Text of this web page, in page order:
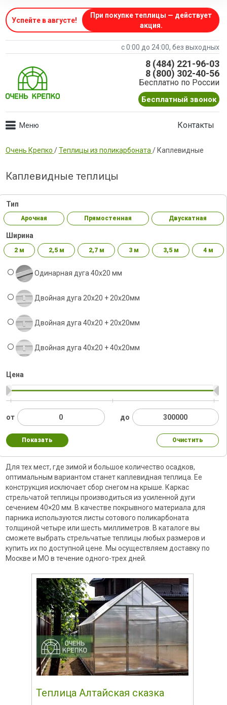
Успейте в августе!
При покупке теплицы — действует
акция.
с 0:00 до 24:00, без выходных
8 (484) 221-96-03
8 (800) 302-40-56
Бесплатно по России
Бесплатный звонок
Контакты
Очень Крепко /Теплицы из поликарбоната / Каплевидные
Каплевидные теплицы
Тип
Арочная Прямостенная Двускатная
Ширина
2 м 2,5 м 2,7 м 3 м 3,5 м 4 м
Одинарная дуга 40х20 мм
Двойная дуга 20х20 + 20х20мм
Двойная дуга 40х20 + 20х20мм
Двойная дуга 40x20 + 40х20мм
Цена
от до
Показать Очистить
Для тех мест, где зимой и большое количество осадков,
оптимальным вариантом станет каплевидная теплица. Ее
конструкция исключает сбор снегом на крыше. Каркас
стрельчатой теплицы производиться из усиленной дуги
сечением 40×20 мм. В качестве покрывного материала для
парника используются листы сотового поликарбоната
толщиной четыре или шесть миллиметров. В каталоге вы
сможете выбрать стрельчатые теплицы любых размеров и
купить их по доступной цене. Мы осуществляем доставку по
Москве и МО в течение одного-трех дней.
Теплица Алтайская сказка